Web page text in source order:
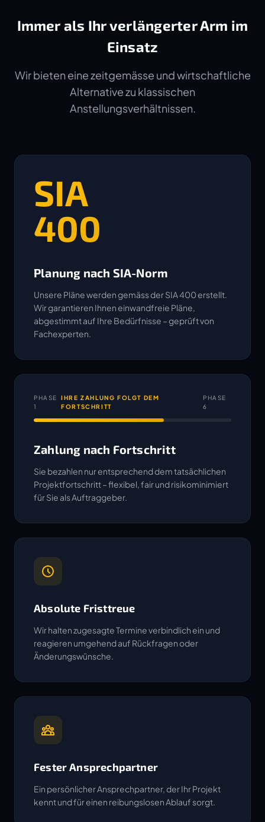
Immer als Ihr verlängerter Arm im
Einsatz
Wir bieten eine zeitgemässe und wirtschaftliche
Alternative zu klassischen
Anstellungsverhältnissen.
SIA
400
Planung nach SIA-Norm
Unsere Pläne werden gemäss der SIA 400 erstellt.
Wir garantieren Ihnen einwandfreie Pläne,
abgestimmt auf Ihre Bedürfnisse – geprüft von
Fachexperten.
PHASE
1
IHRE ZAHLUNG FOLGT DEM
FORTSCHRITT
PHASE
6
Zahlung nach Fortschritt
Sie bezahlen nur entsprechend dem tatsächlichen
Projektfortschritt – flexibel, fair und risikominimiert
für Sie als Auftraggeber.
Absolute Fristtreue
Wir halten zugesagte Termine verbindlich ein und
reagieren umgehend auf Rückfragen oder
Änderungswünsche.
Fester Ansprechpartner
Ein persönlicher Ansprechpartner, der Ihr Projekt
kennt und für einen reibungslosen Ablauf sorgt.